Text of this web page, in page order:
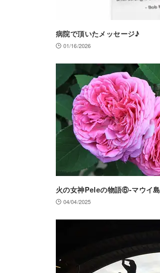
病院で頂いたメッセージ♪
01/16/2026
火の女神Peleの物語⑥-マウイ島
04/04/2025